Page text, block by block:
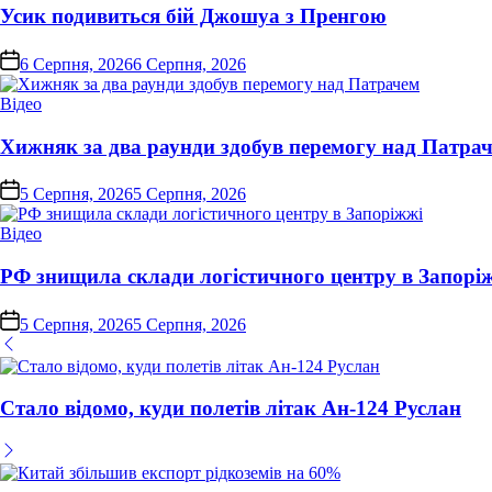
Усик подивиться бій Джошуа з Пренгою
on6 Серпня, 20266 Серпня, 2026
Опублікувати
Відео
Хижняк за два раунди здобув перемогу над
on 5 Серпня, 20265 Серпня, 2026
Опублікувати
Відео
РФ знищила склади логістичного центру в
on 5 Серпня, 20265 Серпня, 2026
Стало відомо, куди полетів літак Ан-124 Руслан